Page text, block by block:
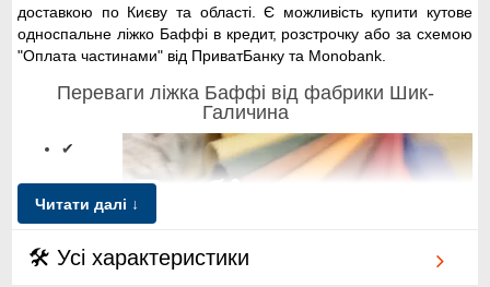
доставкою по Києву та області. Є можливість купити кутове
односпальне ліжко Баффі в кредит, розстрочку або за схемою
"Оплата частинами" від ПриватБанку та Monobank.
Переваги ліжка Баффі від фабрики Шик-
Галичина
✔
Читати далі ↓
🛠 Усі характеристики